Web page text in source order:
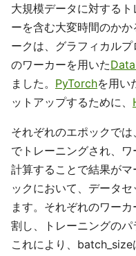
大規模データに対する
ーを含む大変時間のか
ークは、グラフィカル
のワーカーを用いた
ました。 PyTorchを用い
ットアップするために、
それぞれのエポックで
でトレーニングされ、
計算することで結果が
ックにおいて、データ
ます。それぞれのワー
割し、トレーニングのパ
これにより、